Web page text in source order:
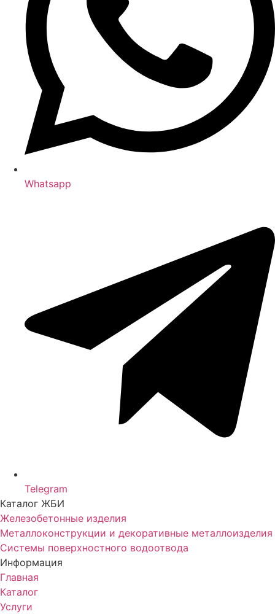
Whatsapp
Telegram
Каталог ЖБИ
Железобетонные изделия
Металлоконструкции и декоративные металлоизделия
Системы поверхностного водоотвода
Информация
Главная
Каталог
Услуги